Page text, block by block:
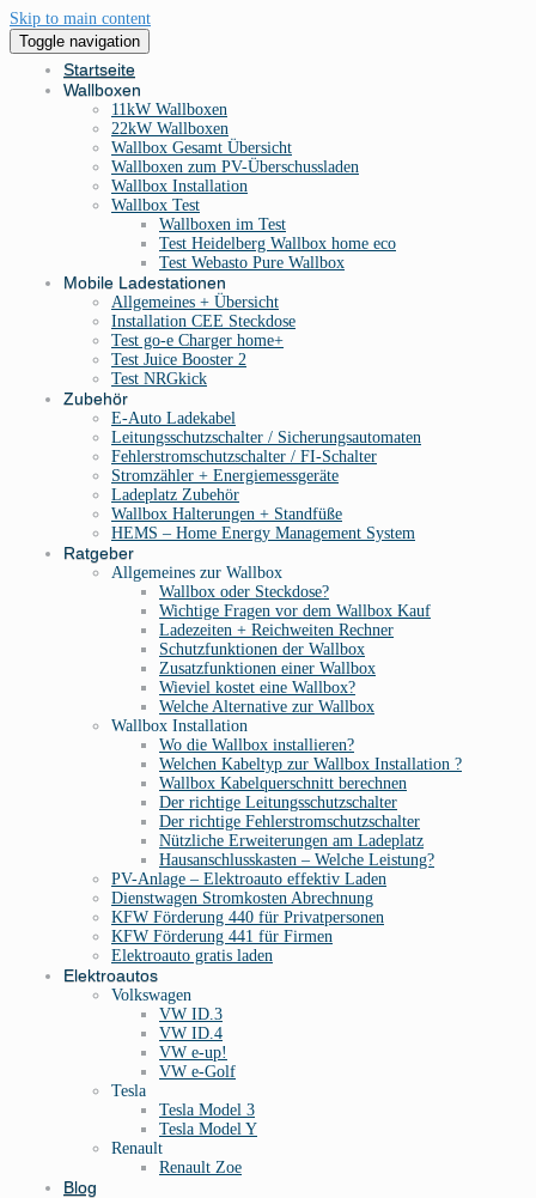
Skip to main content
Toggle navigation
Startseite
Wallboxen
11kW Wallboxen
22kW Wallboxen
Wallbox Gesamt Übersicht
Wallboxen zum PV-Überschussladen
Wallbox Installation
Wallbox Test
Wallboxen im Test
Test Heidelberg Wallbox home eco
Test Webasto Pure Wallbox
Mobile Ladestationen
Allgemeines + Übersicht
Installation CEE Steckdose
Test go-e Charger home+
Test Juice Booster 2
Test NRGkick
Zubehör
E-Auto Ladekabel
Leitungsschutzschalter / Sicherungsautomaten
Fehlerstromschutzschalter / FI-Schalter
Stromzähler + Energiemessgeräte
Ladeplatz Zubehör
Wallbox Halterungen + Standfüße
HEMS – Home Energy Management System
Ratgeber
Allgemeines zur Wallbox
Wallbox oder Steckdose?
Wichtige Fragen vor dem Wallbox Kauf
Ladezeiten + Reichweiten Rechner
Schutzfunktionen der Wallbox
Zusatzfunktionen einer Wallbox
Wieviel kostet eine Wallbox?
Welche Alternative zur Wallbox
Wallbox Installation
Wo die Wallbox installieren?
Welchen Kabeltyp zur Wallbox Installation ?
Wallbox Kabelquerschnitt berechnen
Der richtige Leitungsschutzschalter
Der richtige Fehlerstromschutzschalter
Nützliche Erweiterungen am Ladeplatz
Hausanschlusskasten – Welche Leistung?
PV-Anlage – Elektroauto effektiv Laden
Dienstwagen Stromkosten Abrechnung
KFW Förderung 440 für Privatpersonen
KFW Förderung 441 für Firmen
Elektroauto gratis laden
Elektroautos
Volkswagen
VW ID.3
VW ID.4
VW e-up!
VW e-Golf
Tesla
Tesla Model 3
Tesla Model Y
Renault
Renault Zoe
Blog